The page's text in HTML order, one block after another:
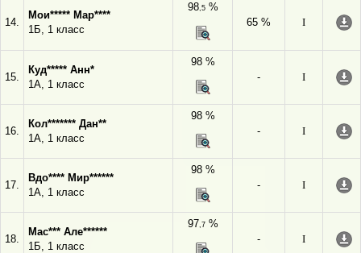
14.
Мои***** Мар****
1Б, 1 класс
98,5%
65 %
I
15.
Куд***** Анн*
1А, 1 класс
98 %
-
I
16.
Кол******* Дан**
1А, 1 класс
98 %
-
I
17.
Вдо**** Мир******
1А, 1 класс
98 %
-
I
18.
Мас*** Але******
1Б, 1 класс
97,7%
-
I